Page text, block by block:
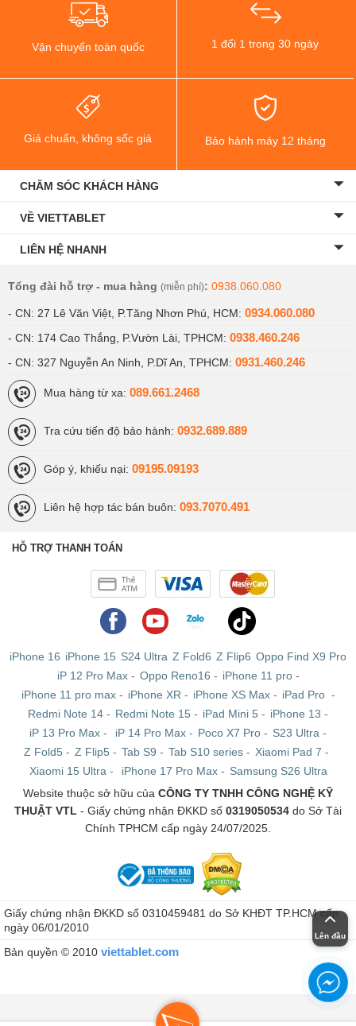
Vận chuyển toàn quốc 1 đổi 1 trong 30 ngày
Giá chuẩn, không sốc giá Bảo hành máy 12 tháng
CHĂM SÓC KHÁCH HÀNG
VỀ VIETTABLET
LIÊN HỆ NHANH
Tổng đài hỗ trợ - mua hàng (miễn phí): 0938.060.080
- CN: 27 Lê Văn Việt, P.Tăng Nhơn Phú, HCM: 0934.060.080
- CN: 174 Cao Thắng, P.Vườn Lài, TPHCM: 0938.460.246
- CN: 327 Nguyễn An Ninh, P.Dĩ An, TPHCM: 0931.460.246
Mua hàng từ xa: 089.661.2468
Tra cứu tiến độ bảo hành: 0932.689.889
Góp ý, khiếu nại: 09195.09193
Liên hệ hợp tác bán buôn: 093.7070.491
HỖ TRỢ THANH TOÁN
iPhone 16 iPhone 15 S24 Ultra Z Fold6 Z Flip6 Oppo Find X9 Pro
iP 12 Pro Max- Oppo Reno16 - iPhone 11 pro-
iPhone 11 pro max- iPhone XR - iPhone XS Max- iPad Pro -
Redmi Note 14 - Redmi Note 15 - iPad Mini 5 - iPhone 13 -
iP 13 Pro Max - iP 14 Pro Max - Poco X7 Pro - S23 Ultra -
Z Fold5 - Z Flip5 - Tab S9 - Tab S10 series - Xiaomi Pad 7 -
Xiaomi 15 Ultra - iPhone 17 Pro Max- Samsung S26 Ultra
Website thuộc sở hữu của CÔNG TY TNHH CÔNG NGHỆ KỸ
THUẬT VTL - Giấy chứng nhận ĐKKD số 0319050534 do Sở Tài
Chính TPHCM cấp ngày 24/07/2025.
Giấy chứng nhận ĐKKD số 0310459481 do Sở KHĐT TP.HCM cấp
ngày 06/01/2010
Bản quyền © 2010 viettablet.com
Lên đầu